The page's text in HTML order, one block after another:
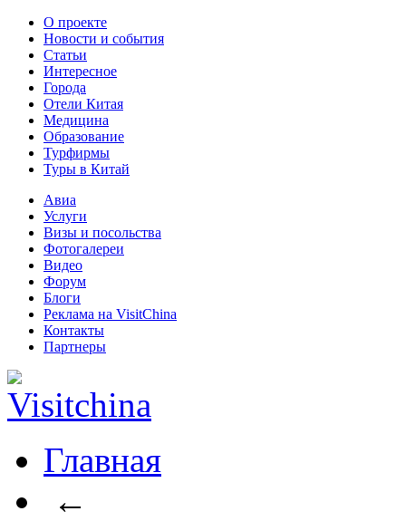
О проекте
Новости и события
Статьи
Интересное
Города
Отели Китая
Медицина
Образование
Турфирмы
Туры в Китай
Авиа
Услуги
Визы и посольства
Фотогалереи
Видео
Форум
Блоги
Реклама на VisitChina
Контакты
Партнеры
Главная
←